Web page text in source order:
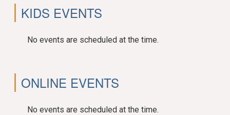
KIDS EVENTS
No events are scheduled at the time.
ONLINE EVENTS
No events are scheduled at the time.